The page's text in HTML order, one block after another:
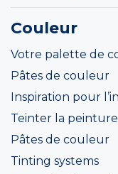
Couleur
Votre palette de
Pâtes de couleur
Inspiration pour
Teinter la peinture
Pâtes de couleur
Tinting systems